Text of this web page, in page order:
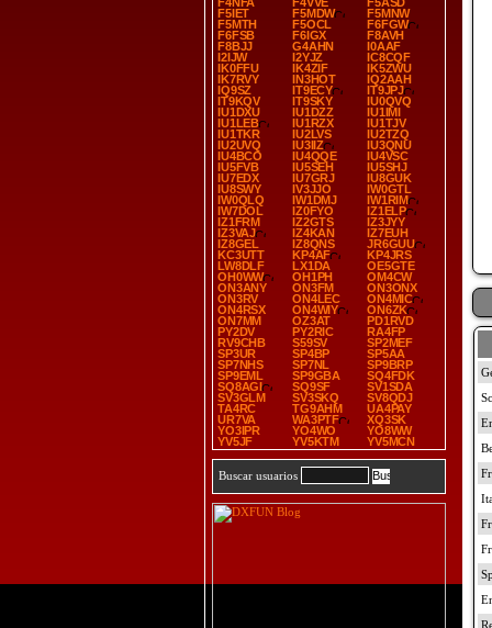
F5IET
F5MDW
F5MNW
F5MTH
F5OCL
F6FGW
F6FSB
F6IGX
F8AVH
F8BJJ
G4AHN
I0AAF
I2IJW
I2YJZ
IC8CQF
IK0FFU
IK4ZIF
IK5ZWU
IK7RVY
IN3HOT
IQ2AAH
IQ9SZ
IT9ECY
IT9JPJ
IT9KQV
IT9SKY
IU0QVQ
IU1DXU
IU1DZZ
IU1IMI
IU1LEB
IU1RZX
IU1TJV
IU1TKR
IU2LVS
IU2TZQ
IU2UVQ
IU3IIZ
IU3QNU
IU4BCO
IU4QQE
IU4VSC
IU5FVB
IU5SEH
IU5SHJ
IU7EDX
IU7GRJ
IU8GUK
IU8SWY
IV3JJO
IW0GTL
IW0QLQ
IW1DMJ
IW1RIM
IW7DOL
IZ0FYO
IZ1ELP
IZ1FRM
IZ2GTS
IZ3JYY
IZ3VAJ
IZ4KAN
IZ7EUH
IZ8GEL
IZ8QNS
JR6GUU
KC3UTT
KP4AF
KP4JRS
LW8DLF
LX1DA
OE5GTE
OH0WW
OH1PH
OM4CW
ON3ANY
ON3FM
ON3ONX
ON3RV
ON4LEC
ON4MIC
ON4RSX
ON4WIY
ON6ZK
ON7MM
OZ3AT
PD1RVD
PY2DV
PY2RIC
RA4FP
RV9CHB
S59SV
SP2MEF
SP3UR
SP4BP
SP5AA
SP7NHS
SP7NL
SP9BRP
SP9EML
SP9GBA
SQ4FDK
SQ8AGI
SQ9SF
SV1SDA
SV3GLM
SV3SKQ
SV8QDJ
TA4RC
TG9AHM
UA4PAY
UR7VA
WA3PTF
XQ3SK
YO3IPR
YO4WO
YO8WW
YV5JF
YV5KTM YV5MCN
Buscar usuarios